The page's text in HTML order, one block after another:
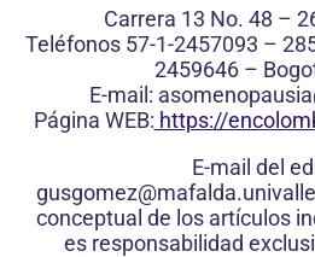
Carrera 13 No. 48 –
Teléfonos 57-1-2457093 –
2459646 –
E-mail:
Página WEB: https://
E-mail del
conceptual de los artículos
es responsabilidad